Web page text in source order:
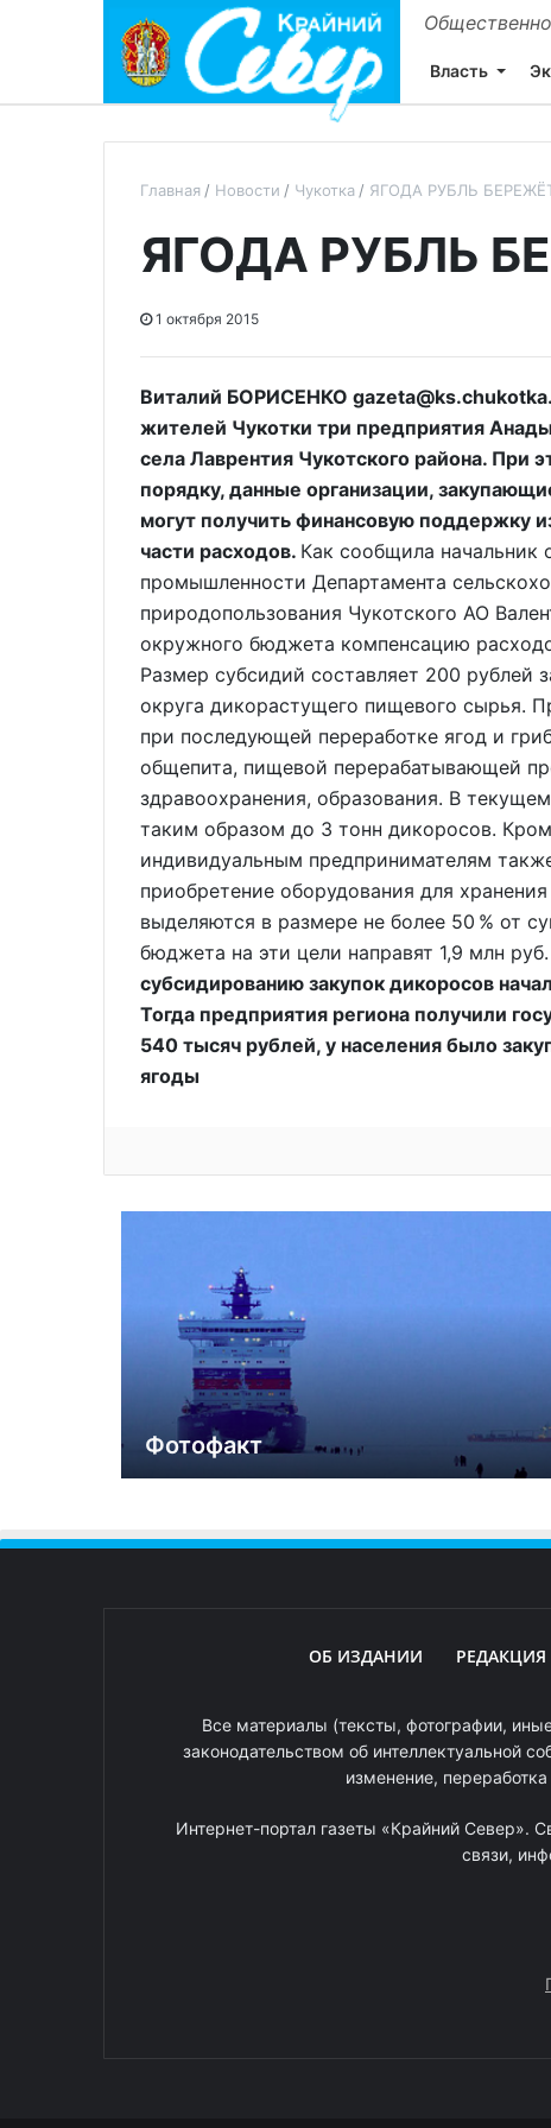
Власть
Главная Новости Чукотка ЯГОДА РУБЛЬ
ЯГОДА РУБЛЬ
1 октября 2015
Виталий БОРИСЕНКО
жителей Чукотки три предприятия
села Лаврентия Чукотского района. При
порядку, данные организации,
могут получить финансовую поддержку
части расходов. Как сообщила
промышленности Департамента
природопользования Чукотского АО
окружного бюджета компенсацию
Размер субсидий составляет 200 рублей
округа дикорастущего пищевого сырья.
при последующей переработке ягод и
общепита, пищевой перерабатывающей
здравоохранения, образования. В
таким образом до 3 тонн дикоросов.
индивидуальным предпринимателям
приобретение оборудования для
выделяются в размере не более 50 % от
бюджета на эти цели направят 1,9 млн руб.
субсидированию закупок дикоросов
Тогда предприятия региона получили
540 тысяч рублей, у населения было
ягоды
Фотофакт
ОБ ИЗДАНИИ РЕДАКЦИЯ
Все материалы (тексты, фотографии,
законодательством об интеллектуальной
изменение,
Интернет-портал газеты «Крайний
связи,